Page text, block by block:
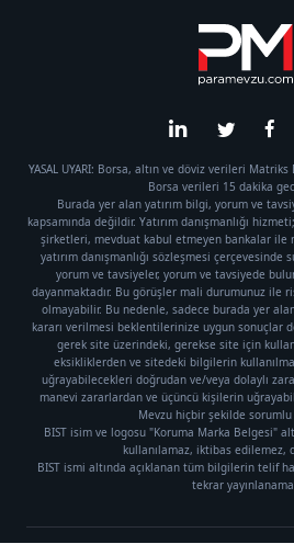
YASAL UYARI: Borsa, altın ve döviz verileri
Borsa verileri 15 dakika
Burada yer alan yatırım bilgi, yorum ve
kapsamında değildir. Yatırım danışmanlığı
şirketleri, mevduat kabul etmeyen bankalar ile
yatırım danışmanlığı sözleşmesi çerçevesinde
yorum ve tavsiyeler, yorum ve tavsiyede
dayanmaktadır. Bu görüşler mali durumunuz ile
olmayabilir. Bu nedenle, sadece burada yer
kararı verilmesi beklentilerinize uygun sonuçlar
gerek site üzerindeki, gerekse site için
eksikliklerden ve sitedeki bilgilerin
uğrayabilecekleri doğrudan ve/veya dolaylı
manevi zararlardan ve üçüncü kişilerin
Mevzu hiçbir şekilde
BIST isim ve logosu "Koruma Marka Belgesi"
kullanılamaz, iktibas edilemez,
BIST ismi altında açıklanan tüm bilgilerin telif
tekrar